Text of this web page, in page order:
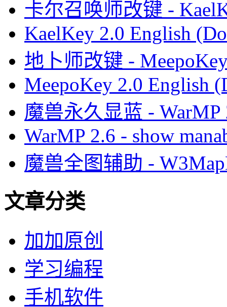
卡尔召唤师改键 -
KaelKey 2.0 English
地卜师改键 -
MeepoKey 2.0 English
魔兽永久显蓝 -
WarMP 2.6 - show
魔兽全图辅助 -
文章分类
加加原创
学习编程
手机软件